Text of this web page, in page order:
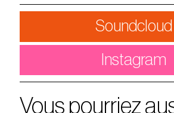
Soundcloud
Instagram
Vous pourriez